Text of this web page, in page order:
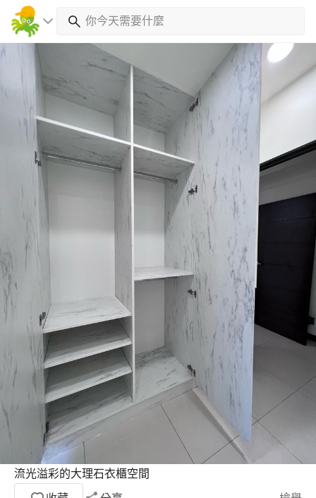
流光溢彩的大理石衣櫃空間